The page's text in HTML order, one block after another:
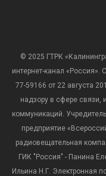
© 2025 ГТРК
интернет-канал
77-59166 от 22 августа
надзору в сфере
коммуникаций.
предприятие
радиовещательная
ГИК "Россия" - Панина
Ильина Н.Г. Электронная